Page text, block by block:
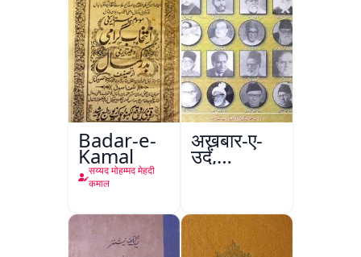
Badar-e-
Kamal
सय्यद मोहम्मद मेहदी
कमाल
अख़बार-ए-
उर्दू,
इस्लामाबाद